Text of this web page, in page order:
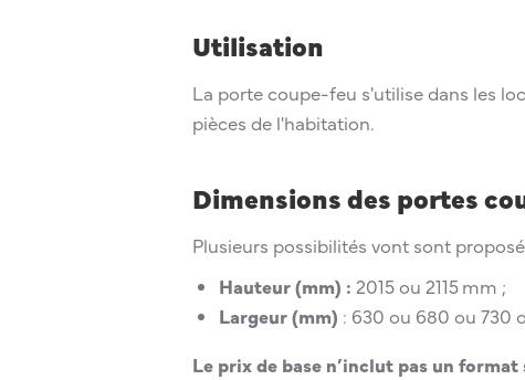
Utilisation
La porte coupe-feu s'utilise dans les
pièces de l'habitation.
Dimensions des portes
Plusieurs possibilités vont sont
Hauteur (mm) : 2015 ou 2115 mm ;
Largeur (mm) : 630 ou 680 ou 730
Le prix de base n’inclut pas un